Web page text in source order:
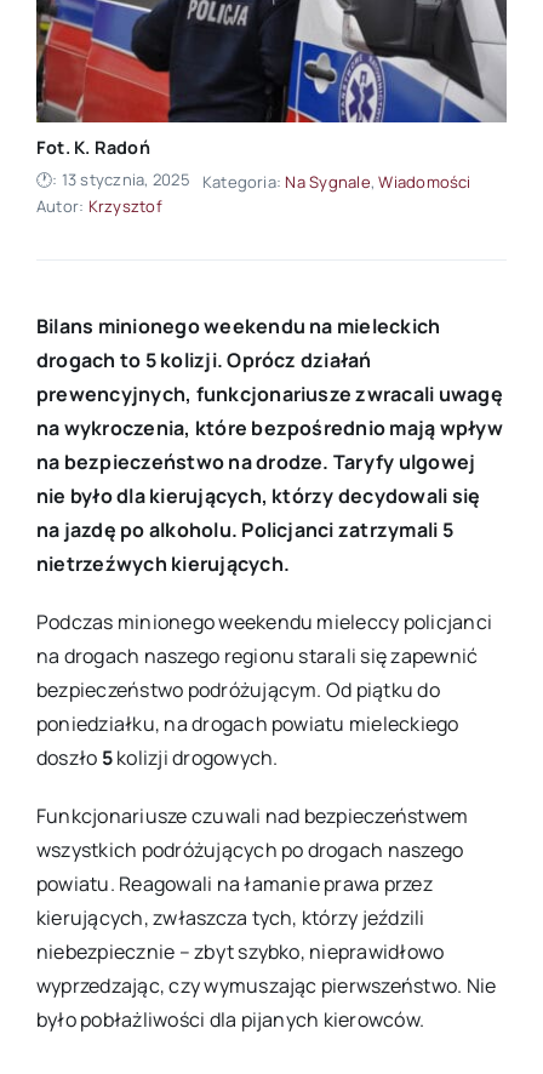
Fot. K. Radoń
🕐: 13 stycznia, 2025 Kategoria: Na Sygnale,Wiadomości
Autor: Krzysztof
Bilans minionego weekendu na mieleckich
drogach to 5 kolizji. Oprócz działań
prewencyjnych, funkcjonariusze zwracali uwagę
na wykroczenia, które bezpośrednio mają wpływ
na bezpieczeństwo na drodze. Taryfy ulgowej
nie było dla kierujących, którzy decydowali się
na jazdę po alkoholu. Policjanci zatrzymali 5
nietrzeźwych kierujących.
Podczas minionego weekendu mieleccy policjanci
na drogach naszego regionu starali się zapewnić
bezpieczeństwo podróżującym. Od piątku do
poniedziałku, na drogach powiatu mieleckiego
doszło 5kolizji drogowych.
Funkcjonariusze czuwali nad bezpieczeństwem
wszystkich podróżujących po drogach naszego
powiatu. Reagowali na łamanie prawa przez
kierujących, zwłaszcza tych, którzy jeździli
niebezpiecznie – zbyt szybko, nieprawidłowo
wyprzedzając, czy wymuszając pierwszeństwo. Nie
było pobłażliwości dla pijanych kierowców.